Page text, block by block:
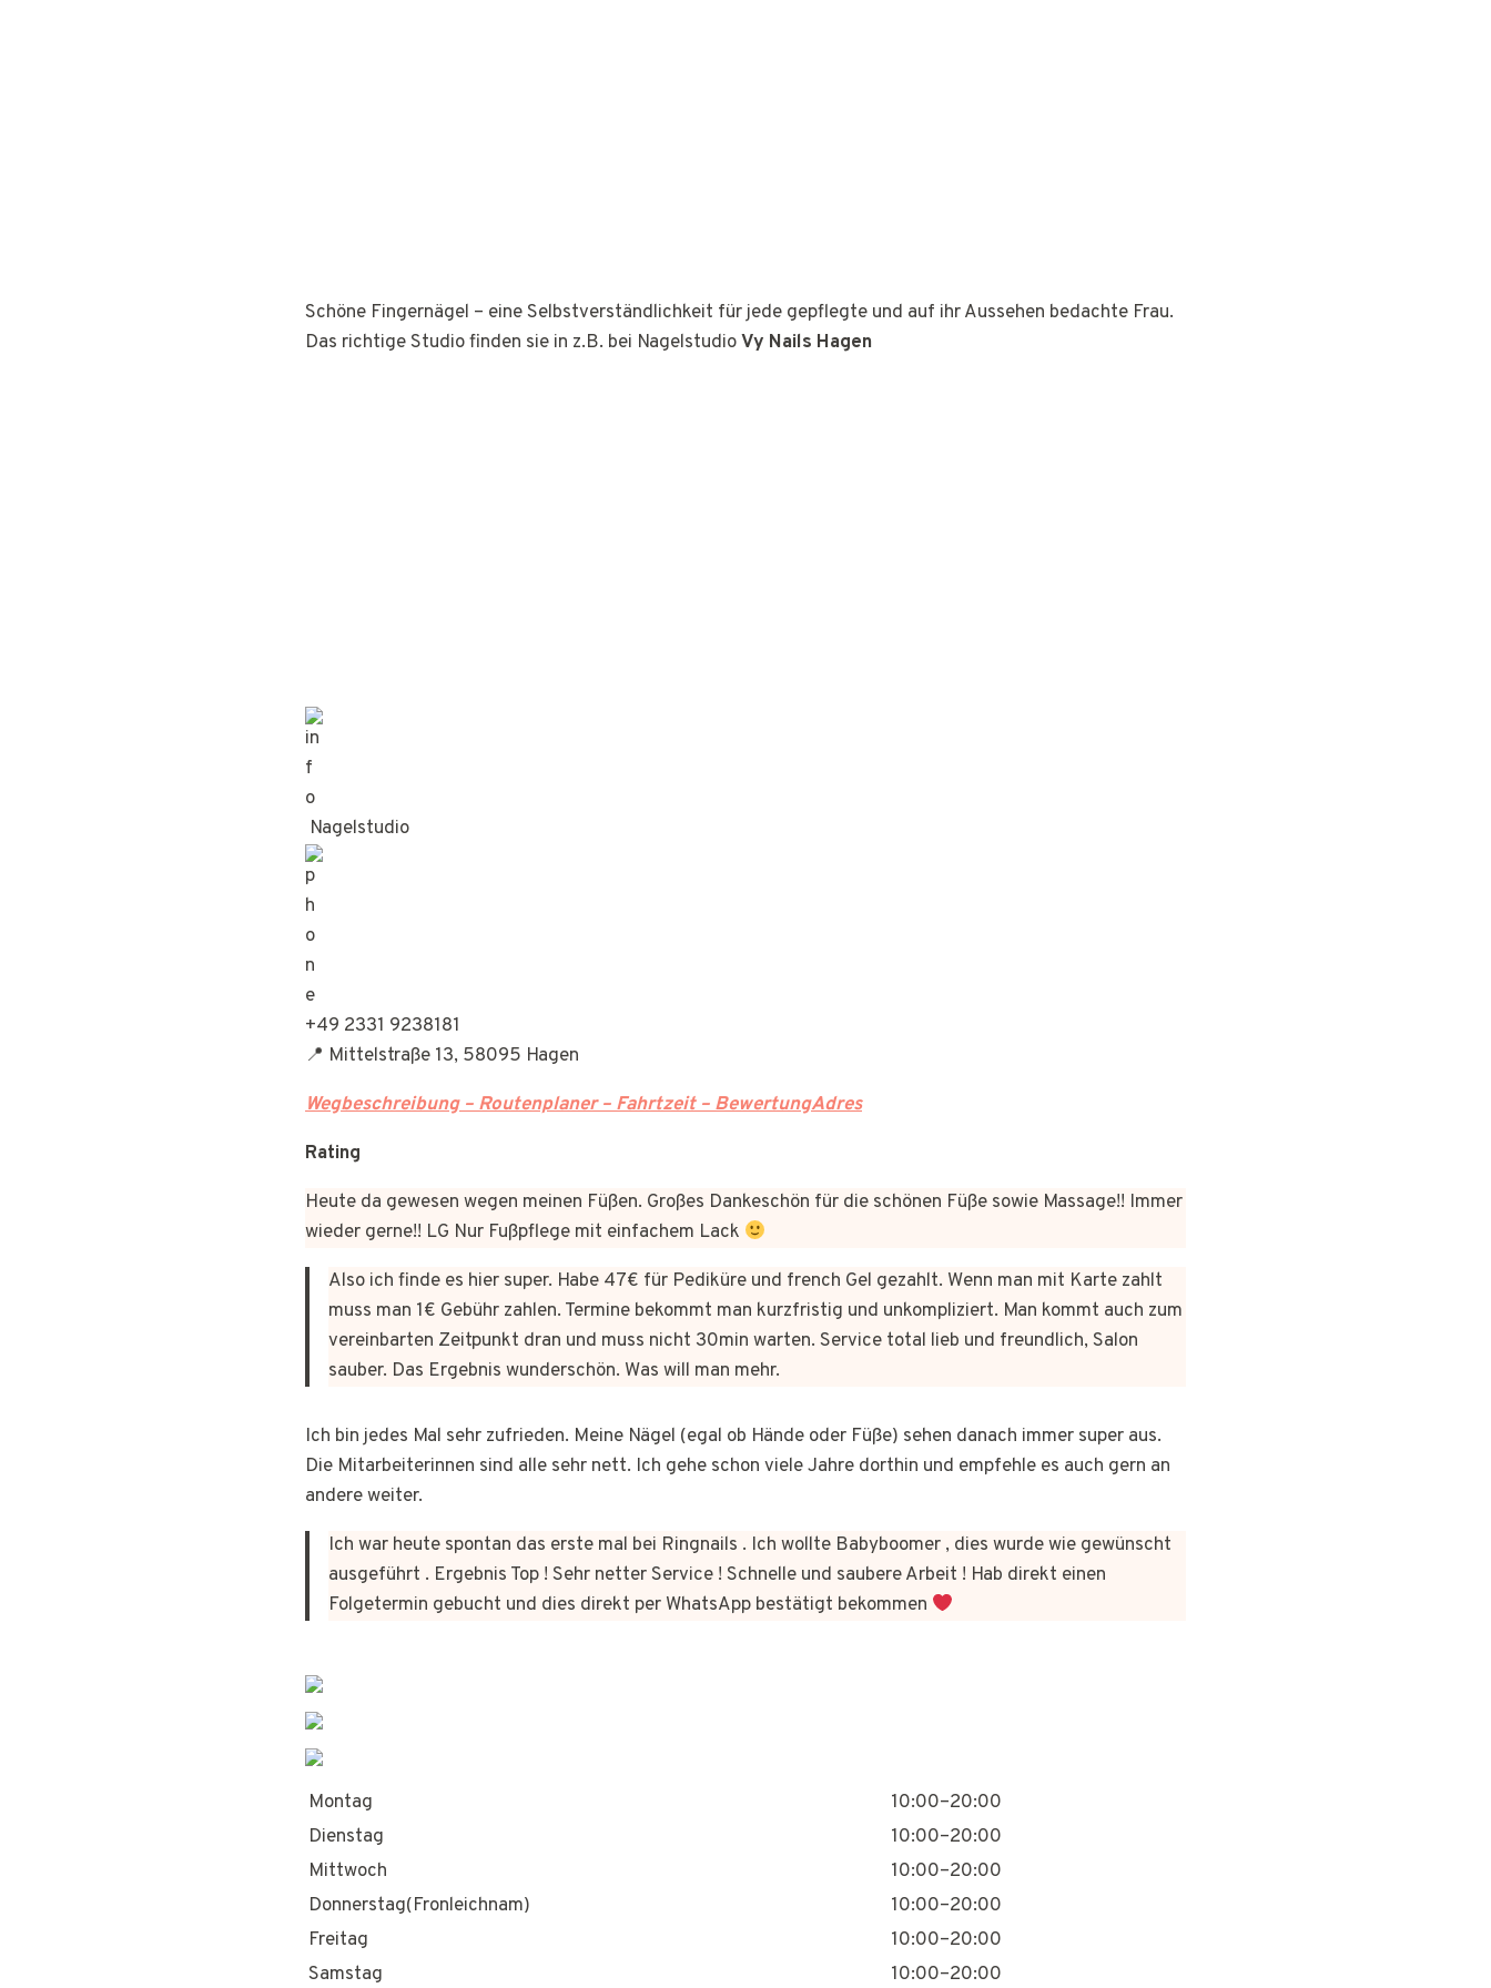
Schöne Fingernägel – eine Selbstverständlichkeit für jede gepflegte und auf ihr Aussehen bedachte Frau.
Das richtige Studio finden sie in z.B. bei NagelstudioVy Nails Hagen
Nagelstudio
+49 2331 9238181
📍 Mittelstraße 13, 58095 Hagen
Wegbeschreibung – Routenplaner – Fahrtzeit – BewertungAdres
Rating
Heute da gewesen wegen meinen Füßen. Großes Dankeschön für die schönen Füße sowie Massage!! Immer
wieder gerne!! LG Nur Fußpflege mit einfachem Lack
Also ich finde es hier super. Habe 47€ für Pediküre und french Gel gezahlt. Wenn man mit Karte zahlt
muss man 1€ Gebühr zahlen. Termine bekommt man kurzfristig und unkompliziert. Man kommt auch zum
vereinbarten Zeitpunkt dran und muss nicht 30min warten. Service total lieb und freundlich, Salon
sauber. Das Ergebnis wunderschön. Was will man mehr.
Ich bin jedes Mal sehr zufrieden. Meine Nägel (egal ob Hände oder Füße) sehen danach immer super aus.
Die Mitarbeiterinnen sind alle sehr nett. Ich gehe schon viele Jahre dorthin und empfehle es auch gern an
andere weiter.
Ich war heute spontan das erste mal bei Ringnails . Ich wollte Babyboomer , dies wurde wie gewünscht
ausgeführt . Ergebnis Top ! Sehr netter Service ! Schnelle und saubere Arbeit ! Hab direkt einen
Folgetermin gebucht und dies direkt per WhatsApp bestätigt bekommen
Montag
10:00–20:00
Dienstag
10:00–20:00
Mittwoch
10:00–20:00
Donnerstag(Fronleichnam)
10:00–20:00
Freitag
10:00–20:00
Samstag
10:00–20:00